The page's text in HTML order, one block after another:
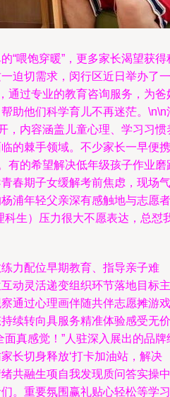
“喂饱穿暖”，更多家长渴望获得
迫切需求，闵行区近日举办了一
通过专业的教育咨询服务，为爸
助他们科学育儿不再迷茫。\n\n
，内容涵盖儿童心理、学习习惯
的棘手领域。不少家长一早便携
有的希望解决低年级孩子作业磨
春期子女缓解考前焦虑，现场气
浦年轻父亲深有感触地与志愿者
科生）压力很大不愿表达，总怼
力配位早期教育、指导亲子难
动灵活递变组织环节落地目标主
通过心理画伴随共伴志愿摊游戏
续转向具服务精准体验感受无价
真感觉！”人驻深入展出的品牌
长切身释放‘打卡加油站，解决
共融生项自我发现质问答实操中
。重要氛围赢礼贴心轻松等学习